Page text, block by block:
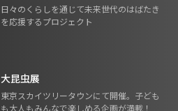
日々のくらしを通じて未来世代のはばたき
を応援するプロジェクト
大昆虫展
東京スカイツリータウンにて開催。子ども
も大人もみんなで楽しめる企画が満載！